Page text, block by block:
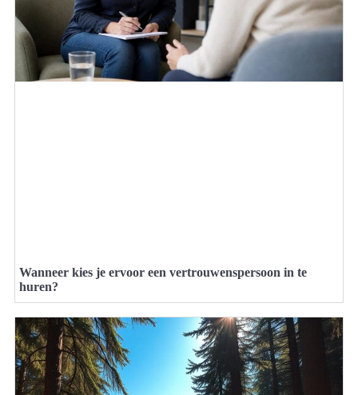
Wanneer kies je ervoor een vertrouwenspersoon in te
huren?